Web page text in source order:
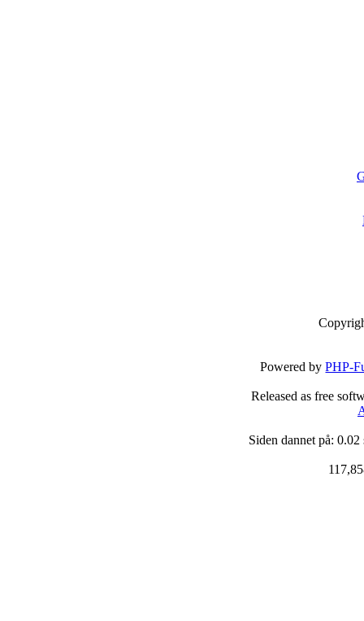
Powered byPHP-
Released as free
Siden dannet på: